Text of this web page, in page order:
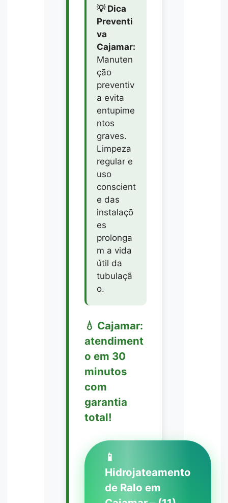
💡 Dica
Preventi
va
Cajamar:
Manuten
ção
preventiv
a evita
entupime
ntos
graves.
Limpeza
regular e
uso
conscient
e das
instalaçõ
es
prolonga
m a vida
útil da
tubulaçã
o.
💧 Cajamar:
atendiment
o em 30
minutos
com
garantia
total!
📱
Hidrojateamento
de Ralo em